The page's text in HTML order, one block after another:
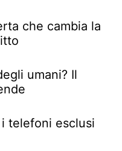
che cambia la
umani? Il
telefoni esclusi